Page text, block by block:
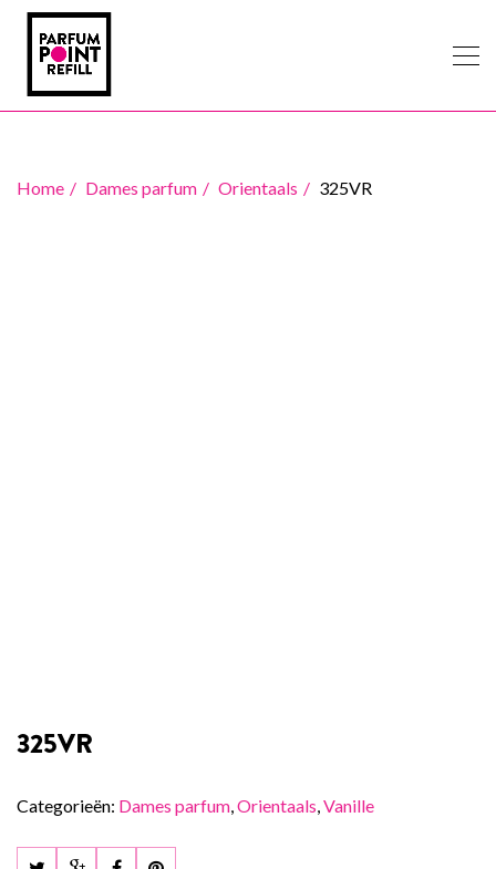
Home Dames parfum Orientaals 325VR
325VR
Categorieën: Dames parfum,Orientaals,Vanille